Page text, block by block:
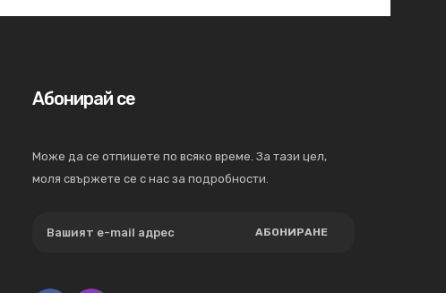
Абонирай се
Може да се отпишете по всяко време. За тази цел,
моля свържете се с нас за подробности.
АБОНИРАНЕ